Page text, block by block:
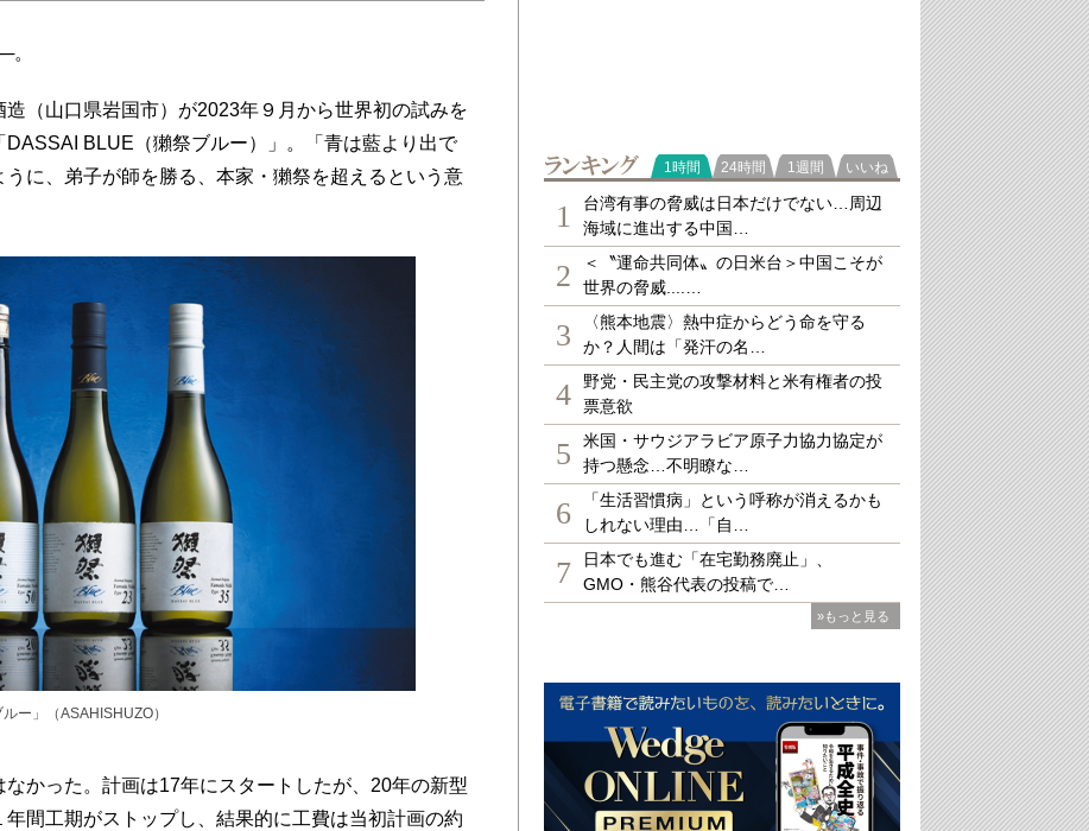
。
（山口県岩国市）が2023年９月から世界初の試みを
BLUE（獺祭ブルー）」。「青は藍より出で
に、弟子が師を勝る、本家・獺祭を超えるという意
ー」（ASAHISHUZO）
かった。計画は17年にスタートしたが、20年の新型
間工期がストップし、結果的に工費は当初計画の約
ランキング
1時間 24時間 1週間 いいね
1
台湾有事の脅威は日本だけでない…周辺
海域に進出する中国…
2
＜〝運命共同体〟の日米台＞中国こそが
世界の脅威....…
3
〈熊本地震〉熱中症からどう命を守る
か？人間は「発汗の名…
4
野党・民主党の攻撃材料と米有権者の投
票意欲
5
米国・サウジアラビア原子力協力協定が
持つ懸念…不明瞭な…
6
「生活習慣病」という呼称が消えるかも
しれない理由…「自…
7
日本でも進む「在宅勤務廃止」、
GMO・熊谷代表の投稿で…
»もっと見る